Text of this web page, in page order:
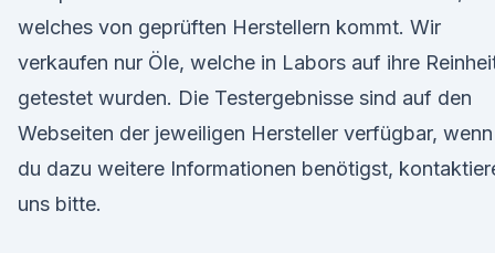
welches von geprüften Herstellern kommt. Wir
verkaufen nur Öle, welche in Labors auf ihre
getestet wurden. Die Testergebnisse sind auf den
Webseiten der jeweiligen Hersteller verfügbar, wenn
du dazu weitere Informationen benötigst,
uns bitte.